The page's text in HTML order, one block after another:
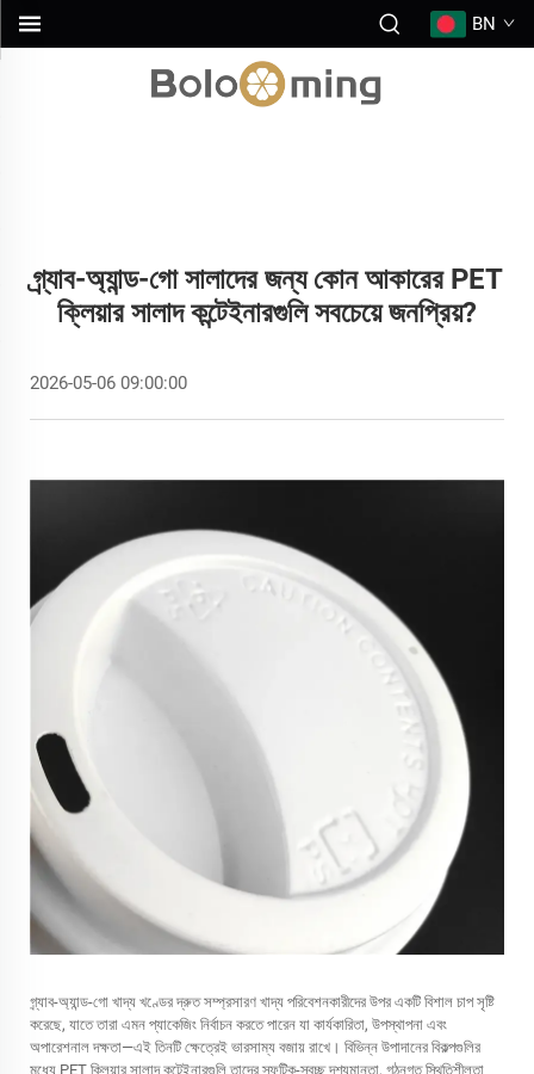
BN
গ্র্যাব-অ্যান্ড-গো সালাদের জন্য কোন আকারের PET
ক্লিয়ার সালাদ কন্টেইনারগুলি সবচেয়ে জনপ্রিয়?
2026-05-06 09:00:00
গ্র্যাব-অ্যান্ড-গো খাদ্য খণ্ডের দ্রুত সম্প্রসারণ খাদ্য পরিবেশনকারীদের উপর একটি বিশাল চাপ সৃষ্টি
করেছে, যাতে তারা এমন প্যাকেজিং নির্বাচন করতে পারেন যা কার্যকারিতা, উপস্থাপনা এবং
অপারেশনাল দক্ষতা—এই তিনটি ক্ষেত্রেই ভারসাম্য বজায় রাখে। বিভিন্ন উপাদানের বিকল্পগুলির
মধ্যে PET ক্লিয়ার সালাদ কন্টেইনারগুলি তাদের স্ফটিক-স্বচ্ছ দৃশ্যমানতা, গঠনগত স্থিতিশীলতা